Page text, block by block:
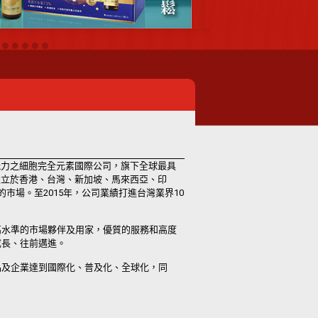
之細胞完全元素國際公司，旗下全球最具
於香港、台灣、新加坡、馬來西亞、印
場。至2015年，公司業績打進台灣業界10
準的市場夥伴及用家，優質的服務和高度
、往前邁進。
企業達到國際化、普及化、全球化，同